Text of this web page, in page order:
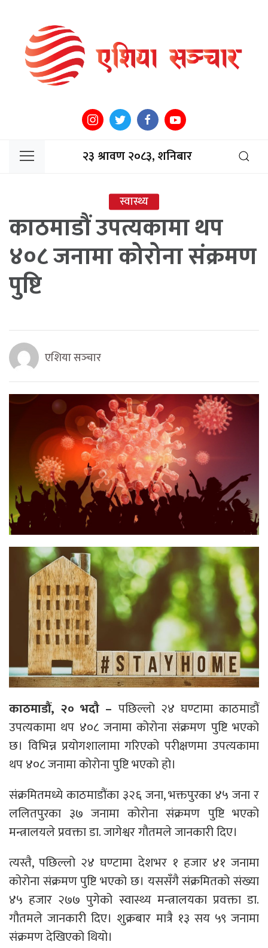
२३ श्रावण २०८३, शनिबार
स्वास्थ्य
काठमाडौं उपत्यकामा थप
४०८ जनामा कोरोना संक्रमण
पुष्टि
एशिया सञ्‍चार
काठमाडौं, २० भदौ – पछिल्लो २४ घण्टामा काठमाडौं
उपत्यकामा थप ४०८ जनामा कोरोना संक्रमण पुष्टि भएको
छ। विभिन्न प्रयोगशालामा गरिएको परीक्षणमा उपत्यकामा
थप ४०८ जनामा कोरोना पुष्टि भएको हो।
संक्रमितमध्ये काठमाडौंका ३२६ जना, भक्तपुरका ४५ जना र
ललितपुरका ३७ जनामा कोरोना संक्रमण पुष्टि भएको
मन्त्रालयले प्रवक्ता डा. जागेश्वर गौतमले जानकारी दिए।
त्यस्तै, पछिल्लो २४ घण्टामा देशभर १ हजार ४१ जनामा
कोरोना संक्रमण पुष्टि भएको छ। यससँगै संक्रमितको संख्या
४५ हजार २७७ पुगेको स्वास्थ्य मन्त्रालयका प्रवक्ता डा.
गौतमले जानकारी दिए। शुक्रबार मात्रै १३ सय ५९ जनामा
संक्रमण देखिएको थियो।